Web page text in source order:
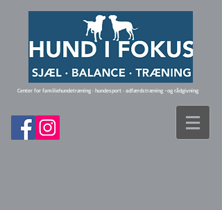
Center for familiehundetræning · hundesport · adfærdstræning -og rådgivning